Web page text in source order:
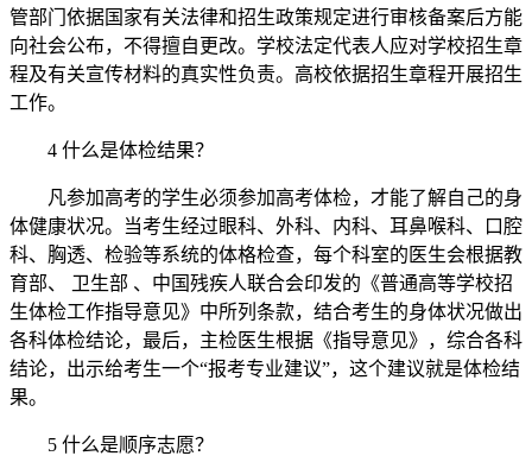
管部门依据国家有关法律和招生政策规定进行审核备案后方能
向社会公布，不得擅自更改。学校法定代表人应对学校招生章
程及有关宣传材料的真实性负责。高校依据招生章程开展招生
工作。
4 什么是体检结果？
凡参加高考的学生必须参加高考体检，才能了解自己的身
体健康状况。当考生经过眼科、外科、内科、耳鼻喉科、口腔
科、胸透、检验等系统的体格检查，每个科室的医生会根据教
育部、 卫生部 、中国残疾人联合会印发的《普通高等学校招
生体检工作指导意见》中所列条款，结合考生的身体状况做出
各科体检结论，最后，主检医生根据《指导意见》，综合各科
结论，出示给考生一个“报考专业建议”，这个建议就是体检结
果。
5 什么是顺序志愿？